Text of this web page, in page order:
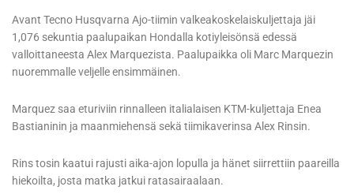
Avant Tecno Husqvarna Ajo-tiimin valkeakoskelaiskuljettaja jäi
1,076 sekuntia paalupaikan Hondalla kotiyleisönsä edessä
valloittaneesta Alex Marquezista. Paalupaikka oli Marc Marquezin
nuoremmalle veljelle ensimmäinen.
Marquez saa eturiviin rinnalleen italialaisen KTM-kuljettaja Enea
Bastianinin ja maanmiehensä sekä tiimikaverinsa Alex Rinsin.
Rins tosin kaatui rajusti aika-ajon lopulla ja hänet siirrettiin paareilla
hiekoilta, josta matka jatkui ratasairaalaan.